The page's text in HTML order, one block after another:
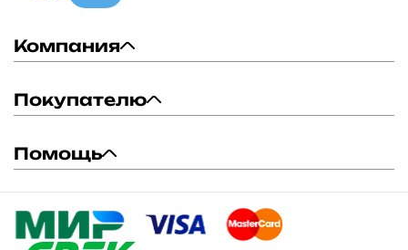
Компания
Покупателю
Помощь